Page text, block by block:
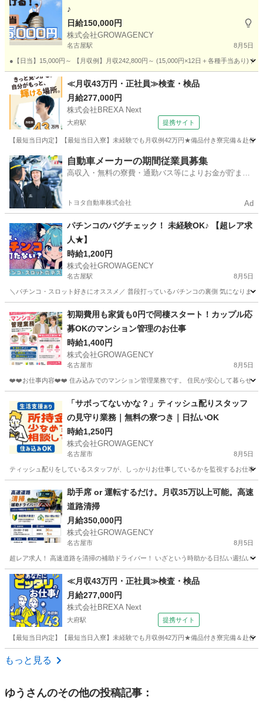
その他 住み込み
♪
日給150,000円
株式会社GROWAGENCY
名古屋駅 8月5日
●【日当】15,000円～ 【月収例】月収242,800円～ (15,000円×12日＋各種手当あり)
愛知 名古屋市 名古屋駅 その他 短期
≪月収43万円・正社員≫検査・検品
月給277,000円
株式会社BREXA Next
大府駅 提携サイト
【最短当日内定】【最短当日入寮】未経験でも月収例42万円★備品付き寮完備＆赴
愛知 大府市 大府駅 その他
自動車メーカーの期間従業員募集
高収入・無料の寮費・通勤バス等によりお金が貯まり
トヨタ自動車株式会社 Ad
パチンコのバグチェック！ 未経験OK♪ 【超レア求
人★】
時給1,200円
株式会社GROWAGENCY
名古屋駅 8月5日
＼パチンコ・スロット好きにオススメ／ 普段打っているパチンコの裏側 気になりま
名古屋駅 その他 レア
初期費用も家賃も0円で同棲スタート！カップル応
募OKのマンション管理のお仕事
時給1,400円
株式会社GROWAGENCY
名古屋市 8月5日
❤️❤️お仕事内容❤️❤️ 住み込みでのマンション管理業務です。 住民が安心して暮らせる
その他 カップル
「サボってないかな？」ティッシュ配りスタッフ
の見守り業務｜無料の寮つき｜日払いOK
時給1,250円
株式会社GROWAGENCY
名古屋市 8月5日
ティッシュ配りをしているスタッフが、しっかりお仕事しているかを監視するお仕事
その他 スタッフ
助手席 or 運転するだけ。月収35万以上可能。高速
道路清掃
月給350,000円
株式会社GROWAGENCY
名古屋市 8月5日
超レア求人！ 高速道路を清掃の補助ドライバー！ いざという時助かる日払い週払い
愛知 名古屋市 その他 助手席
≪月収43万円・正社員≫検査・検品
月給277,000円
株式会社BREXA Next
大府駅 提携サイト
【最短当日内定】【最短当日入寮】未経験でも月収例42万円★備品付き寮完備＆赴
愛知 大府市
もっと見る
ゆう さんのその他の投稿記事：